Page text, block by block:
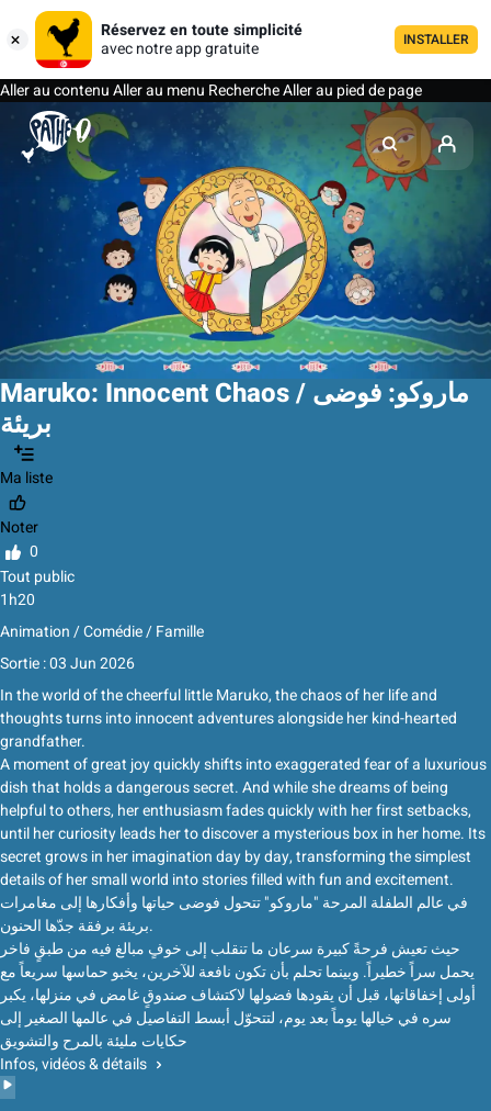
Réservez en toute simplicité
avec notre app gratuite
INSTALLER
Aller au contenuAller au menu RechercheAller au pied de page
Maruko: Innocent Chaos / ماروكو: فوضى
بريئة
Ma liste
Noter
0
Tout public
1h20
Animation / Comédie / Famille
Sortie : 03 Jun 2026
In the world of the cheerful little Maruko, the chaos of her life and
thoughts turns into innocent adventures alongside her kind-hearted
grandfather.
A moment of great joy quickly shifts into exaggerated fear of a luxurious
dish that holds a dangerous secret. And while she dreams of being
helpful to others, her enthusiasm fades quickly with her first setbacks,
until her curiosity leads her to discover a mysterious box in her home. Its
secret grows in her imagination day by day, transforming the simplest
details of her small world into stories filled with fun and excitement.
في عالم الطفلة المرحة "ماروكو" تتحول فوضى حياتها وأفكارها إلى مغامرات
بريئة برفقة جدّها الحنون.
حيث تعيش فرحةً كبيرة سرعان ما تنقلب إلى خوفٍ مبالغ فيه من طبقٍ فاخر
يحمل سراً خطيراً. وبينما تحلم بأن تكون نافعة للآخرين، يخبو حماسها سريعاً مع
أولى إخفاقاتها، قبل أن يقودها فضولها لاكتشاف صندوقٍ غامض في منزلها، يكبر
سره في خيالها يوماً بعد يوم، لتتحوّل أبسط التفاصيل في عالمها الصغير إلى
حكايات مليئة بالمرح والتشويق
Infos, vidéos & détails